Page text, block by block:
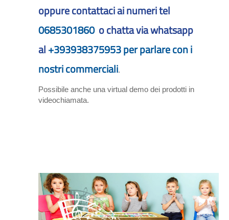
oppure contattaci ai numeri tel
0685301860o chatta via whatsapp
al+393938375953 per parlare con i
nostri commerciali.
Possibile anche una virtual demo dei prodotti in
videochiamata.